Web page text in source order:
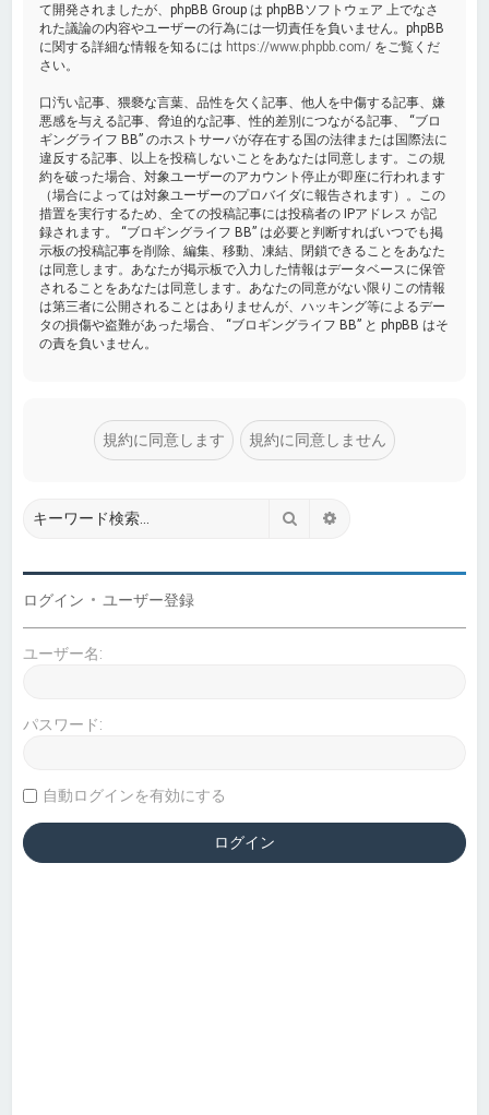
て開発されましたが、phpBB Group は phpBBソフトウェア 上でなさ
れた議論の内容やユーザーの行為には一切責任を負いません。phpBB
に関する詳細な情報を知るには https://www.phpbb.com/ をご覧くだ
さい。
口汚い記事、猥褻な言葉、品性を欠く記事、他人を中傷する記事、嫌
悪感を与える記事、脅迫的な記事、性的差別につながる記事、 “ブロ
ギングライフ BB” のホストサーバが存在する国の法律または国際法に
違反する記事、以上を投稿しないことをあなたは同意します。この規
約を破った場合、対象ユーザーのアカウント停止が即座に行われます
（場合によっては対象ユーザーのプロバイダに報告されます）。この
措置を実行するため、全ての投稿記事には投稿者の IPアドレス が記
録されます。 “ブロギングライフ BB” は必要と判断すればいつでも掲
示板の投稿記事を削除、編集、移動、凍結、閉鎖できることをあなた
は同意します。あなたが掲示板で入力した情報はデータベースに保管
されることをあなたは同意します。あなたの同意がない限りこの情報
は第三者に公開されることはありませんが、ハッキング等によるデー
タの損傷や盗難があった場合、 “ブロギングライフ BB” と phpBB はそ
の責を負いません。
検索
ログイン • ユーザー登録
ユーザー名:
パスワード:
自動ログインを有効にする